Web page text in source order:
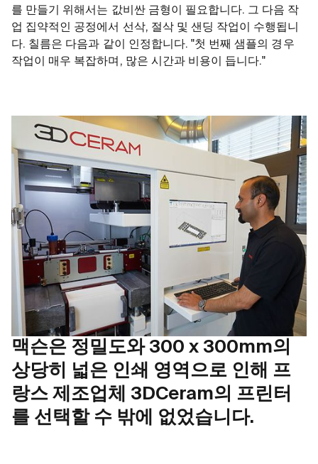
를 만들기 위해서는 값비싼 금형이 필요합니다. 그 다음 작
업 집약적인 공정에서 선삭, 절삭 및 샌딩 작업이 수행됩니
다. 칠름은 다음과 같이 인정합니다. "첫 번째 샘플의 경우
작업이 매우 복잡하며, 많은 시간과 비용이 듭니다."
맥슨은 정밀도와 300 x 300mm의
상당히 넓은 인쇄 영역으로 인해 프
랑스 제조업체 3DCeram의 프린터
를 선택할 수 밖에 없었습니다.